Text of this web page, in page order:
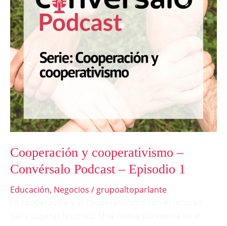
Cooperación y cooperativismo –
Convérsalo Podcast – Episodio 1
Educación, Negocios / grupoaltoparlante
–
Episodio
1